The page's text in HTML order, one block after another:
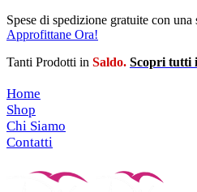
Skip
to
Spese di spedizione gratuite con
Approfittane Ora!
Tanti Prodotti in Saldo. Scopri tutti
Home
Shop
Chi Siamo
Contatti